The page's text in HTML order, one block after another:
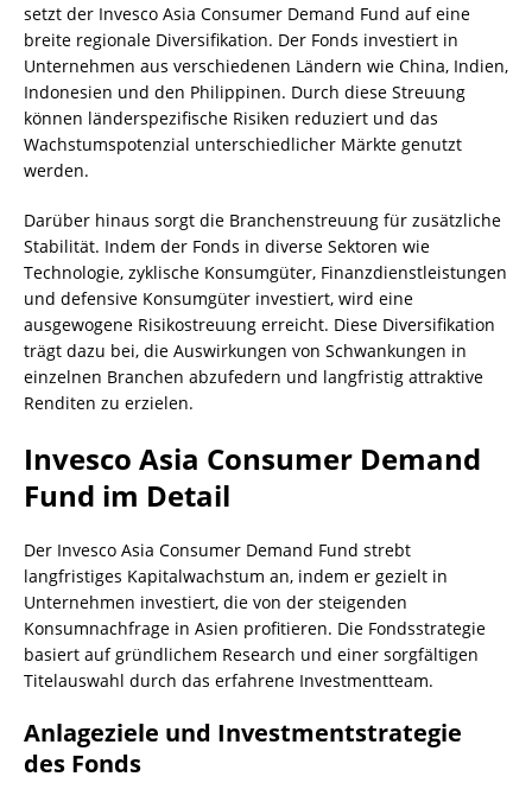
setzt der Invesco Asia Consumer Demand Fund auf eine
breite regionale Diversifikation. Der Fonds investiert in
Unternehmen aus verschiedenen Ländern wie China, Indien,
Indonesien und den Philippinen. Durch diese Streuung
können länderspezifische Risiken reduziert und das
Wachstumspotenzial unterschiedlicher Märkte genutzt
werden.
Darüber hinaus sorgt die Branchenstreuung für zusätzliche
Stabilität. Indem der Fonds in diverse Sektoren wie
Technologie, zyklische Konsumgüter, Finanzdienstleistungen
und defensive Konsumgüter investiert, wird eine
ausgewogene Risikostreuung erreicht. Diese Diversifikation
trägt dazu bei, die Auswirkungen von Schwankungen in
einzelnen Branchen abzufedern und langfristig attraktive
Renditen zu erzielen.
Invesco Asia Consumer Demand
Fund im Detail
Der Invesco Asia Consumer Demand Fund strebt
langfristiges Kapitalwachstum an, indem er gezielt in
Unternehmen investiert, die von der steigenden
Konsumnachfrage in Asien profitieren. Die Fondsstrategie
basiert auf gründlichem Research und einer sorgfältigen
Titelauswahl durch das erfahrene Investmentteam.
Anlageziele und Investmentstrategie
des Fonds